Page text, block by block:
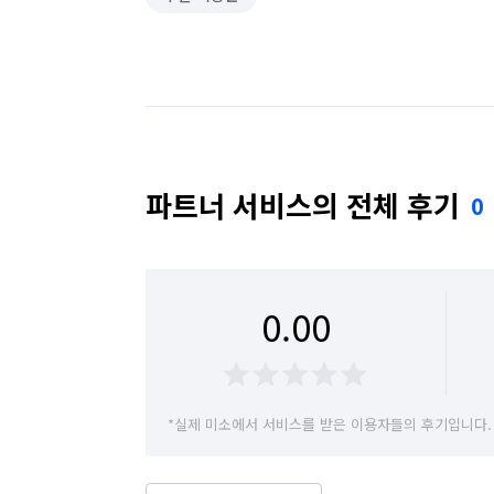
파트너 서비스의 전체 후기 0
0.00
*실제 미소에서 서비스를 받은 이용자들의 후기입니다.